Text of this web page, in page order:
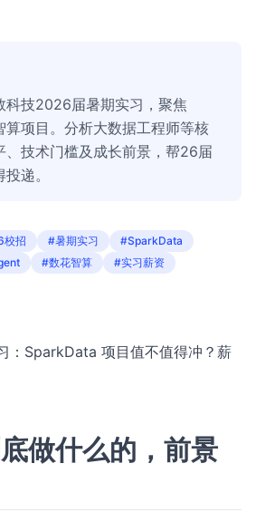
科技2026届暑期实习，聚焦
项目。分析大数据工程师等核
、技术门槛及成长前景，帮26届
递。
招 #暑期实习
#SparkData
#数花智算
#实习薪资
：SparkData 项目值不值得冲？薪
做什么的，前景